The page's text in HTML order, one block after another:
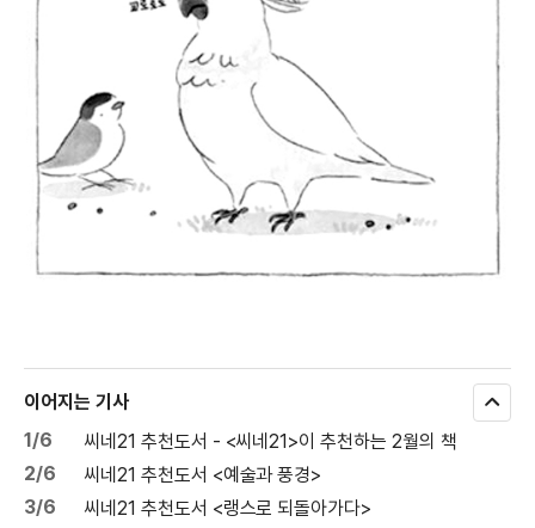
이어지는 기사
1/6
씨네21 추천도서 - <씨네21>이 추천하는 2월의 책
2/6
씨네21 추천도서 <예술과 풍경>
3/6
씨네21 추천도서 <랭스로 되돌아가다>
모